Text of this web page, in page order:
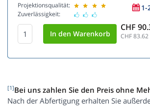
Projektionsqualität:
Zuverlässigkeit:
1-
CHF
CHF 83.62
[1]Bei uns zahlen Sie den Preis ohne
Nach der Abfertigung erhalten Sie